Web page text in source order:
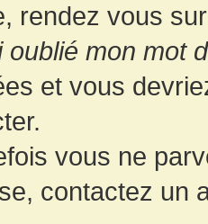
rendez vous
oublié mon mot
et vous
vous ne
contactez un